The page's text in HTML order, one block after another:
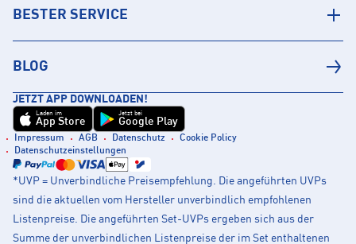
BESTER SERVICE
BLOG
JETZT APP DOWNLOADEN!
Laden im
App Store
Jetzt bei
Google Play
Impressum AGB Datenschutz
Cookie Policy
Datenschutzeinstellungen
*UVP = Unverbindliche Preisempfehlung. Die angeführten UVPs
sind die aktuellen vom Hersteller unverbindlich empfohlenen
Listenpreise. Die angeführten Set-UVPs ergeben sich aus der
Summe der unverbindlichen Listenpreise der im Set enthaltenen